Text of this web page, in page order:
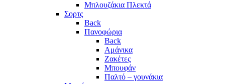
Μπλουζάκια Πλεκτά
Σορτς
Back
Πανοφώρια
Back
Αμάνικα
Ζακέτες
Μπουφάν
Παλτό – γουνάκια